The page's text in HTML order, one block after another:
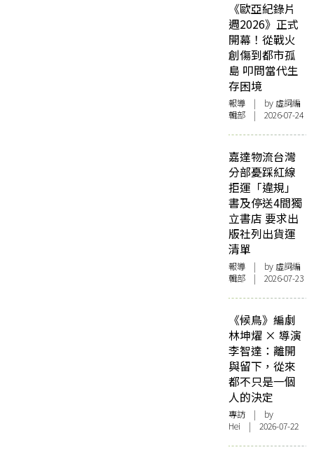
《歐亞紀錄片
週2026》正式
開幕！從戰火
創傷到都市孤
島 叩問當代生
存困境
報導 | by 虛詞編
輯部 | 2026-07-24
嘉達物流台灣
分部憂踩紅線
拒運「違規」
書及停送4間獨
立書店 要求出
版社列出貨運
清單
報導 | by 虛詞編
輯部 | 2026-07-23
《候鳥》編劇
林坤燿 × 導演
李智達：離開
與留下，從來
都不只是一個
人的決定
專訪 | by
Hei | 2026-07-22